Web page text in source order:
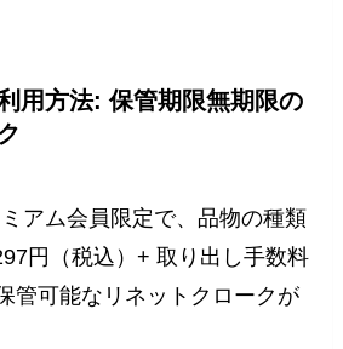
用方法:保管期限無期限の
アム会員限定で、品物の種類
円（税込）+ 取り出し手数料
管可能なリネットクロークが